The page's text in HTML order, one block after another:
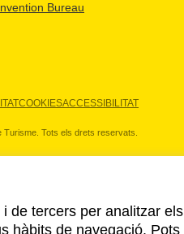
Bureau
COOKIESACCESSIBILITAT
Tots els drets reservats.
de tercers per analitzar
hàbits de navegació.